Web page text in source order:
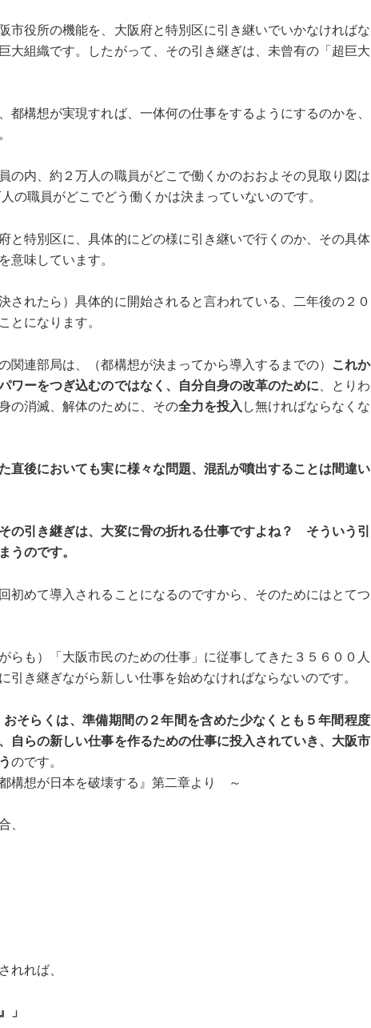
市役所の機能を、大阪府と特別区に引き継いでいかなければな
大組織です。したがって、その引き継ぎは、未曾有の「超巨大
都構想が実現すれば、一体何の仕事をするようにするのかを、
の内、約２万人の職員がどこで働くかのおおよその見取り図は
の職員がどこでどう働くかは決まっていないのです。
と特別区に、具体的にどの様に引き継いで行くのか、その具体
意味しています。
されたら）具体的に開始されると言われている、二年後の２０
とになります。
関連部局は、（都構想が決まってから導入するまでの）
これか
ワーをつぎ込むのではなく、自分自身の改革のために 、とりわ
の消滅、解体のために、その全力を投入 し無ければならなくな
直後においても実に様々な問題、混乱が噴出することは間違い
の引き継ぎは、大変に骨の折れる仕事ですよね？ そういう引
うのです。
初めて導入されることになるのですから、そのためにはとてつ
らも）「大阪市民のための仕事」に従事してきた３５６００人
引き継ぎながら新しい仕事を始めなければならないのです。
そらくは、準備期間の２年間を含めた少なくとも５年間程度
自らの新しい仕事を作るための仕事に投入されていき、大阪市
のです。
日本を破壊する』第二章より ～
、
れれば、
」